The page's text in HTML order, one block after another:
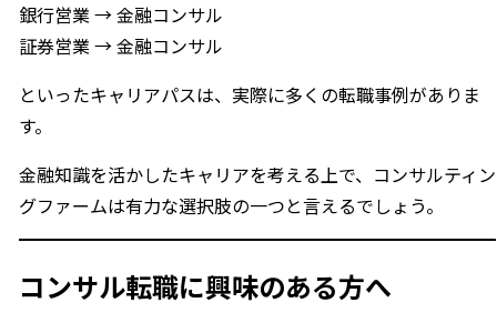
銀行営業 → 金融コンサル
証券営業 → 金融コンサル
といったキャリアパスは、実際に多くの転職事例がありま
す。
金融知識を活かしたキャリアを考える上で、コンサルティン
グファームは有力な選択肢の一つと言えるでしょう。
コンサル転職に興味のある方へ